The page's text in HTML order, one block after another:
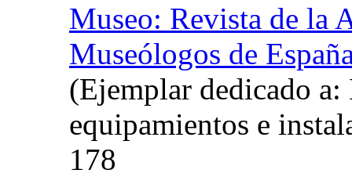
Museo: Revista de la
Museólogos de
(Ejemplar dedicado
equipamientos e
178